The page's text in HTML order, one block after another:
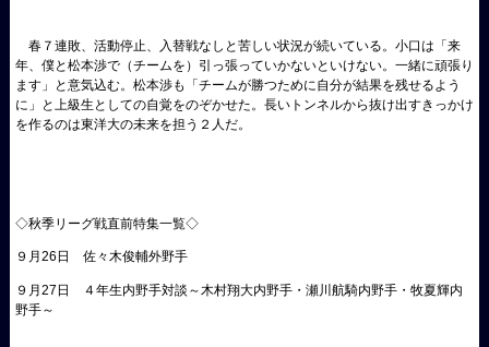
春７連敗、活動停止、入替戦なしと苦しい状況が続いている。小口は「来
年、僕と松本渉で（チームを）引っ張っていかないといけない。一緒に頑張り
ます」と意気込む。松本渉も「チームが勝つために自分が結果を残せるよう
に」と上級生としての自覚をのぞかせた。長いトンネルから抜け出すきっかけ
を作るのは東洋大の未来を担う２人だ。
◇秋季リーグ戦直前特集一覧◇
９月26日 佐々木俊輔外野手
９月27日 ４年生内野手対談～木村翔大内野手・瀬川航騎内野手・牧夏輝内
野手～